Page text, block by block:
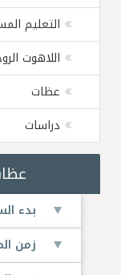
التعليم
اللاهوت
عظات
دراسات
بدء
زمن